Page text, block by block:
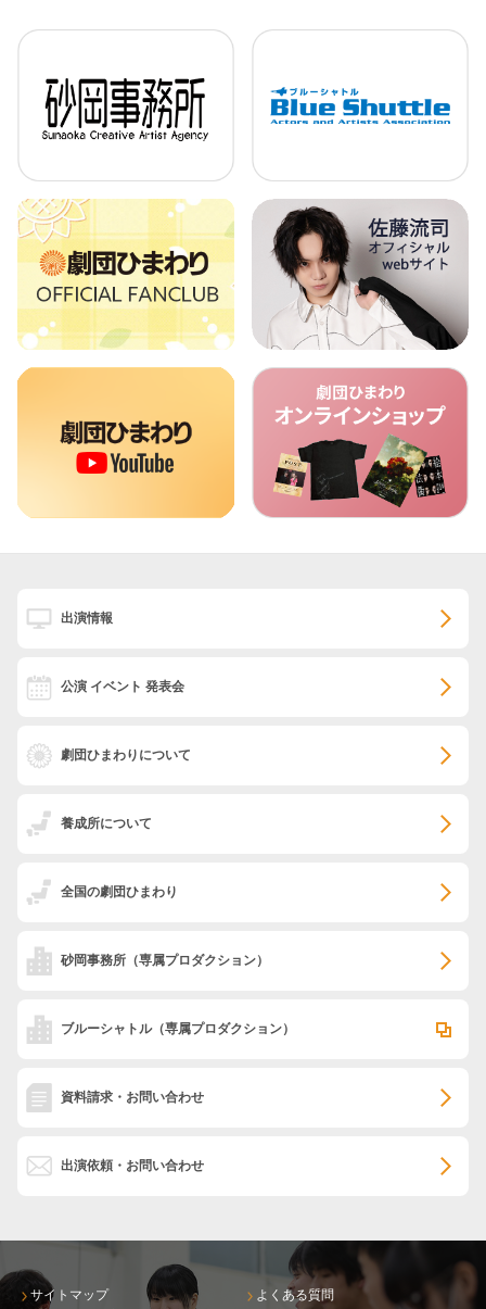
出演情報
公演 イベント 発表会
劇団ひまわりについて
養成所について
全国の劇団ひまわり
砂岡事務所 （専属プロダクション）
ブルーシャトル（専属プロダクション）
資料請求・お問い合わせ
出演依頼・お問い合わせ
サイトマップ
よくある質問